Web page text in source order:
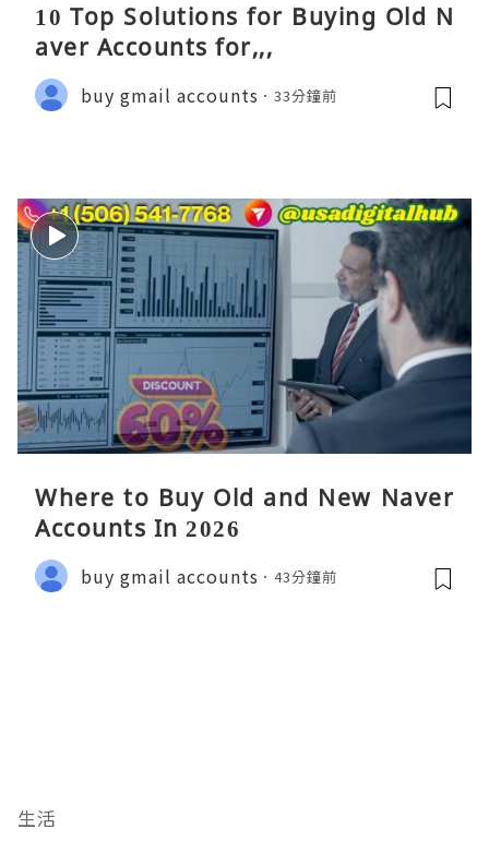
10 Top Solutions for Buying Old N
aver Accounts for,,,
buy gmail accounts 33分鐘前
Where to Buy Old and New Naver
Accounts In 2026
buy gmail accounts 43分鐘前
生活